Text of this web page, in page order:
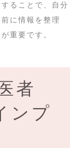
ることで、自分
に情報を整理
重要です。
者
ンプ